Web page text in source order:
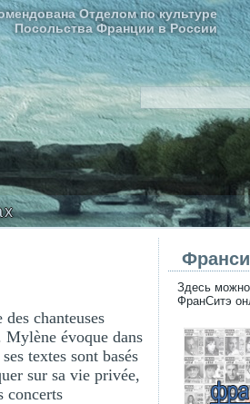
Отделом по культуре
Посольства Франции в России
chanteuses
évoque dans
textes sont basés
sur sa vie privée,
concerts
Здесь можно
ФранСитэ